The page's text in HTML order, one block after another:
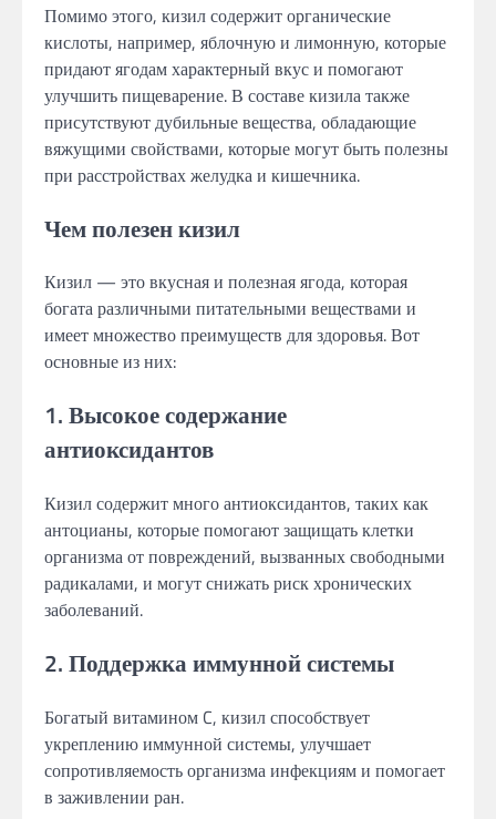
Помимо этого, кизил содержит органические
кислоты, например, яблочную и лимонную, которые
придают ягодам характерный вкус и помогают
улучшить пищеварение. В составе кизила также
присутствуют дубильные вещества, обладающие
вяжущими свойствами, которые могут быть полезны
при расстройствах желудка и кишечника.
Чем полезен кизил
Кизил — это вкусная и полезная ягода, которая
богата различными питательными веществами и
имеет множество преимуществ для здоровья. Вот
основные из них:
1. Высокое содержание
антиоксидантов
Кизил содержит много антиоксидантов, таких как
антоцианы, которые помогают защищать клетки
организма от повреждений, вызванных свободными
радикалами, и могут снижать риск хронических
заболеваний.
2. Поддержка иммунной системы
Богатый витамином C, кизил способствует
укреплению иммунной системы, улучшает
сопротивляемость организма инфекциям и помогает
в заживлении ран.